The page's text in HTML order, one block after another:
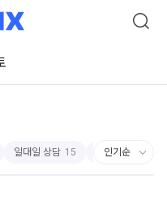
일대일 상담 15 스터디12